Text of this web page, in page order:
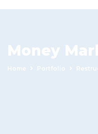
Money
Home Portfolio